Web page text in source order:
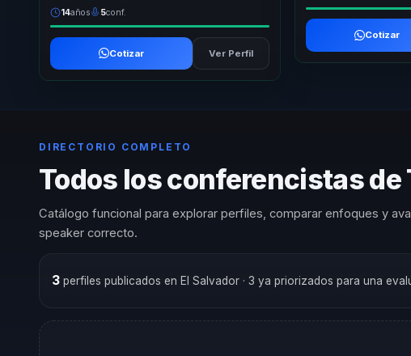
14años 5conf.
Cotizar Ver Perfil
Cotizar
DIRECTORIO COMPLETO
Todos los conferencistas de
Catálogo funcional para explorar perfiles, comparar enfoques y
speaker correcto.
3perfiles publicados en El Salvador · 3 ya priorizados para una